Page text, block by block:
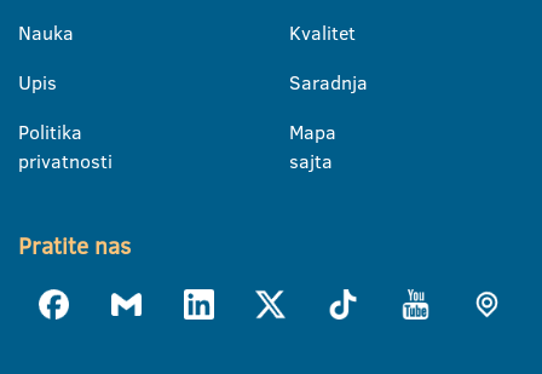
Nauka
Upis
Politika
privatnosti
Kvalitet
Saradnja
Mapa
sajta
Pratite nas